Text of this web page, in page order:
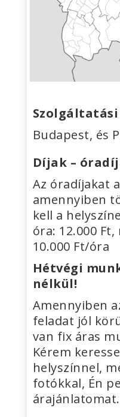
Budapest, és
Díjak –
Az óradíjakat
amennyiben
kell a
óra: 12.000
10.000 Ft/óra
Hétvégi
nélkül!
Amennyiben
feladat jól
van fix áras
Kérem
helyszínnel,
fotókkal, Én
árajánlatomat.